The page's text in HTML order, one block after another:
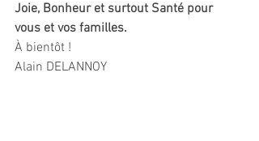
Joie, Bonheur et surtout Santé pour
vous et vos familles.
À bientôt !
Alain DELANNOY